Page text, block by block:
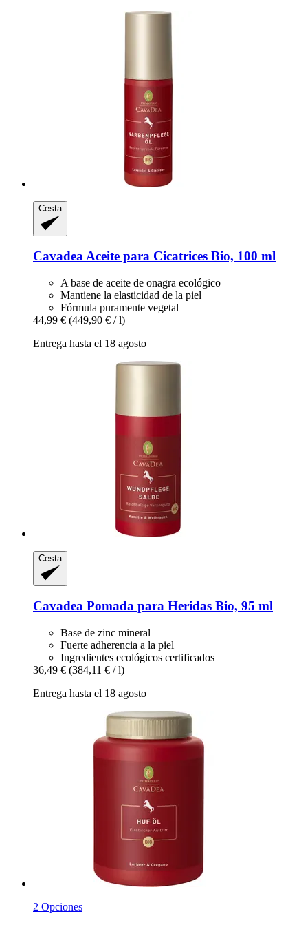
Cesta
CavadeaAceite para Cicatrices Bio, 100 ml
A base de aceite de onagra ecológico
Mantiene la elasticidad de la piel
Fórmula puramente vegetal
44,99 € (449,90 € / l)
Entrega hasta el 18 agosto
Cesta
Cavadea Pomada para Heridas Bio, 95 ml
Base de zinc mineral
Fuerte adherencia a la piel
Ingredientes ecológicos certificados
36,49 € (384,11 € / l)
Entrega hasta el 18 agosto
2 Opciones